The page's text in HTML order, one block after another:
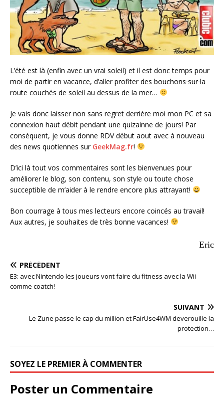
L’été est là (enfin avec un vrai soleil) et il est donc temps pour
moi de partir en vacance, d’aller profiter des bouchons sur la
route couchés de soleil au dessus de la mer…
Je vais donc laisser non sans regret derrière moi mon PC et sa
connexion haut débit pendant une quizainne de jours! Par
conséquent, je vous donne RDV début aout avec à nouveau
des news quotiennes sur GeekMag.fr!
D’ici là tout vos commentaires sont les bienvenues pour
améliorer le blog, son contenu, son style ou toute chose
succeptible de m’aider à le rendre encore plus attrayant!
Bon courrage à tous mes lecteurs encore coincés au travail!
Aux autres, je souhaites de très bonne vacances!
Eric
PRÉCÉDENT
E3: avec Nintendo les joueurs vont faire du fitness avec la Wii
comme coatch!
SUIVANT
Le Zune passe le cap du million et FairUse4WM deverouille la
protection…
SOYEZ LE PREMIER À COMMENTER
Poster un Commentaire